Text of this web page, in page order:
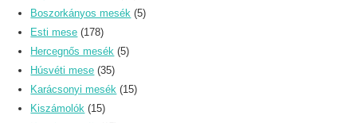
Boszorkányos mesék (5)
Esti mese (178)
Hercegnős mesék (5)
Húsvéti mese (35)
Karácsonyi mesék (15)
Kiszámolók (15)